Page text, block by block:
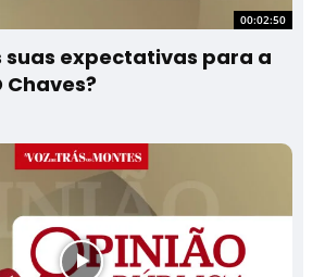
00:02:50
suas expectativas para a
Chaves?